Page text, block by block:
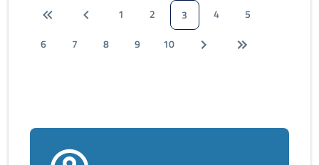
1 2 3 4
5
6
7 8 9 10